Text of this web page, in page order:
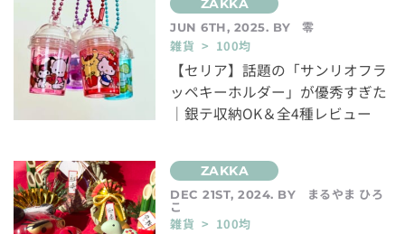
JUN 6TH, 2025. BY
零
雑貨 > 100均
【セリア】話題の「サンリオフラ
ッペキーホルダー」が優秀すぎた
｜銀テ収納OK＆全4種レビュー
DEC 21ST, 2024. BY まるやま ひろ
こ
雑貨 > 100均